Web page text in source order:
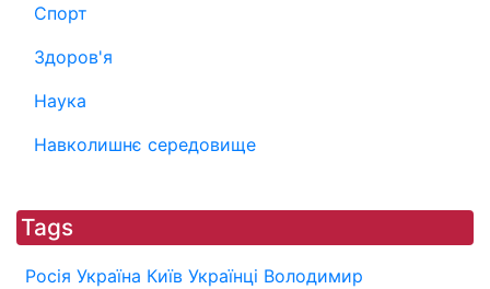
Спорт
Здоров'я
Наука
Навколишнє середовище
Tags
Росія Україна Київ Українці Володимир